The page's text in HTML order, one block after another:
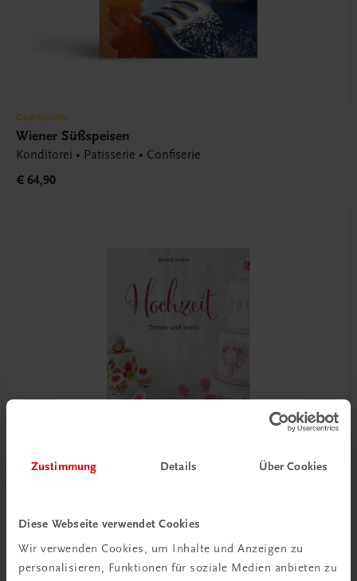
Zustimmung Details Über Cookies
Diese Webseite verwendet Cookies
Wir verwenden Cookies, um Inhalte und Anzeigen zu
personalisieren, Funktionen für soziale Medien anbieten zu
Gastronomie
Wiener Süßspeisen
Konditorei • Patisserie • Confiserie
€ 64,90
Hochzeit – Torten und mehr
Für den Wow-Effekt auf jeder Hochzeitstafel
€ 41,10